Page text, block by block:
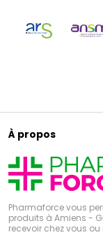
À propos
Pharmaforce vous
produits à Amiens -
recevoir chez vous